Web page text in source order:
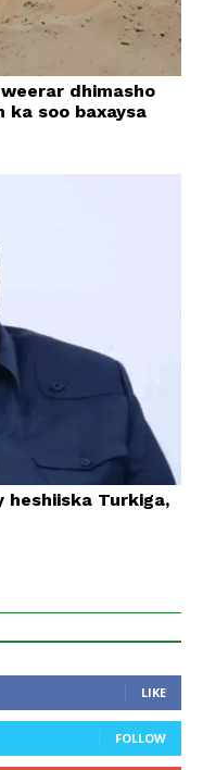
dhimasho
ka soo baxaysa
heshiiska Turkiga,
LIKE
FOLLOW